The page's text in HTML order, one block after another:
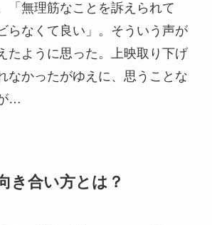
「無理筋なことを訴えられて
らなくて良い」。そういう声が
たように思った。上映取り下げ
なかったがゆえに、思うことな
…
き合い方とは？